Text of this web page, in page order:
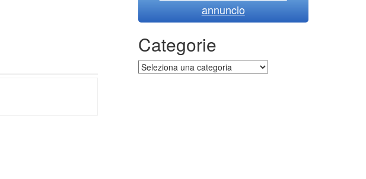
annuncio
Categorie
Categorie